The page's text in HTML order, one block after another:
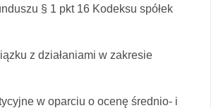
§ 1 pkt 16 Kodeksu spółek
z działaniami w zakresie
w oparciu o ocenę średnio- i